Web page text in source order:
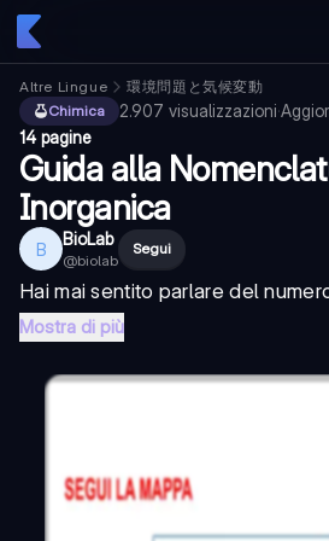
Altre Lingue
環境問題と気候変動
Chimica
2.907 visualizzazioni·
14 pagine
Guida alla
Inorganica
B BioLab
@biolab
Segui
Hai mai sentito parlare del
Mostra di più